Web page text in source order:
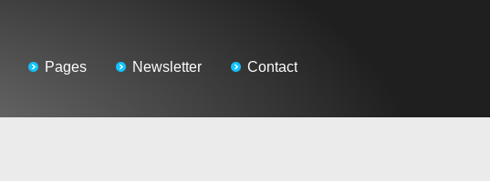
Pages Newsletter Contact